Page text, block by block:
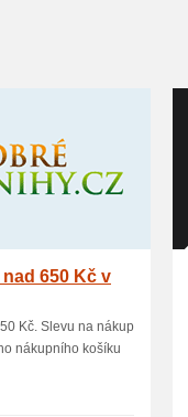
650 Kč v
Kč. Slevu na nákup
nákupního košíku